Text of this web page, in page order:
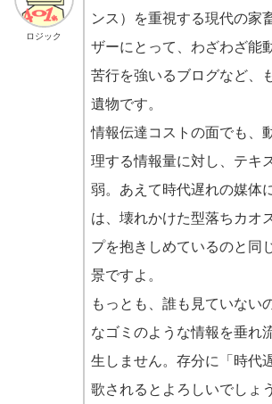
ロジック
ンス）を重視する現代の
ザーにとって、わざわざ能
苦行を強いるブログなど、
遺物です。
情報伝達コストの面でも、
理する情報量に対し、テキ
弱。あえて時代遅れの媒体
は、壊れかけた型落ちカオ
プを抱きしめているのと同
景ですよ。
もっとも、誰も見ていない
なゴミのような情報を垂れ
生しません。存分に「時代
歌されるとよろしいでしょう